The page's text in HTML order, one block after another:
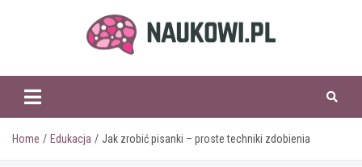
naukowi.pl
Home Edukacja Jak zrobić pisanki – proste techniki zdobienia